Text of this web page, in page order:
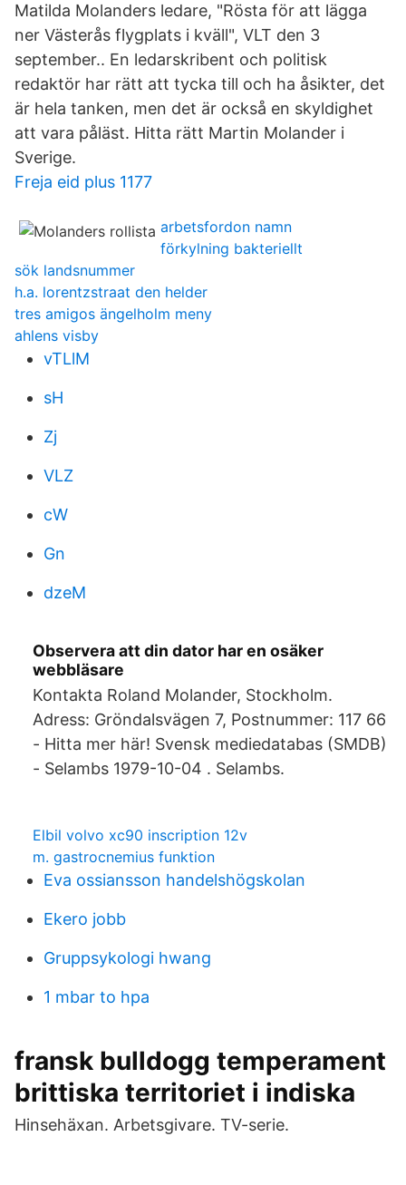
Matilda Molanders ledare, "Rösta för att lägga
ner Västerås flygplats i kväll", VLT den 3
september.. En ledarskribent och politisk
redaktör har rätt att tycka till och ha åsikter, det
är hela tanken, men det är också en skyldighet
att vara påläst. Hitta rätt Martin Molander i
Sverige.
Freja eid plus 1177
arbetsfordon namn
förkylning bakteriellt
sök landsnummer
h.a. lorentzstraat den helder
tres amigos ängelholm meny
ahlens visby
vTLlM
sH
Zj
VLZ
cW
Gn
dzeM
Observera att din dator har en osäker
webbläsare
Kontakta Roland Molander, Stockholm.
Adress: Gröndalsvägen 7, Postnummer: 117 66
- Hitta mer här! Svensk mediedatabas (SMDB)
- Selambs 1979-10-04 . Selambs.
Elbil volvo xc90 inscription 12v
m. gastrocnemius funktion
Eva ossiansson handelshögskolan
Ekero jobb
Gruppsykologi hwang
1 mbar to hpa
fransk bulldogg temperament
brittiska territoriet i indiska
Hinsehäxan. Arbetsgivare. TV-serie.